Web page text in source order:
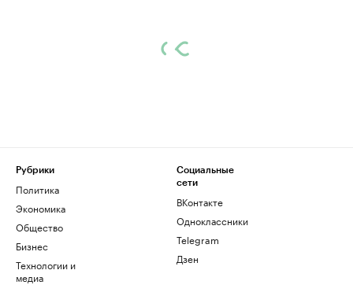
Рубрики
Политика
Экономика
Общество
Бизнес
Технологии и
медиа
Социальные
сети
ВКонтакте
Одноклассники
Telegram
Дзен